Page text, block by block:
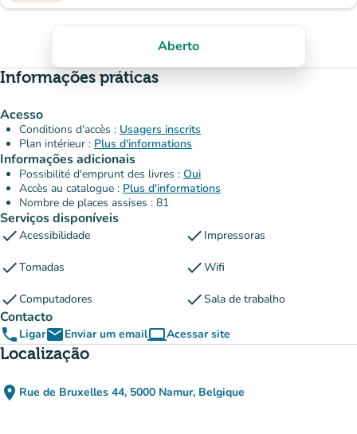
Aberto
Informações práticas
Acesso
Conditions d'accès : Usagers inscrits
Plan intérieur : Plus d'informations
Informações adicionais
Possibilité d'emprunt des livres : Oui
Accès au catalogue : Plus d'informations
Nombre de places assises : 81
Serviços disponíveis
checkAcessibilidade check Impressoras
checkTomadas checkWifi
checkComputadores checkSala de trabalho
Contacto
phone LigaremailEnviar um emailcomputerAcessar site
(novo separador)
Localização
place Rue de Bruxelles 44, 5000 Namur, Belgique
(abrir no Google Maps)
(novo separador)